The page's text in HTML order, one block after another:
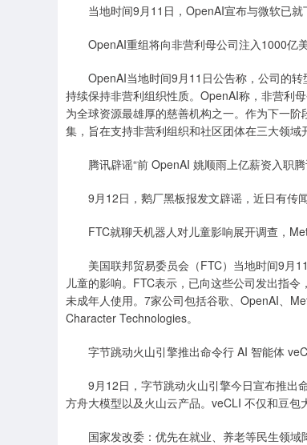
当地时间9月11日，OpenAI宣布与微软已就
OpenAI重组将向非营利母公司注入1000亿
OpenAI当地时间9月11日公告称，公司的转
持续保持非营利组织性质。OpenAI称，非营利
为全球资源最雄厚的慈善机构之一。作为下一
集，旨在支持非营利组织和社区团体在三大领域
腾讯辟谣“前 OpenAI 姚顺雨上亿薪资入职腾
9月12日，鹅厂黑板报发文辟谣，近日有传闻
FTC就聊天机器人对儿童影响展开调查，
美国联邦贸易委员会（FTC）当地时间9月
儿童的影响。FTC表示，已向这些公司发出指
未成年人使用。7家公司包括谷歌、OpenAI、
Character Technologies。
字节跳动火山引擎推出命令行 AI 智能体
9月12日，字节跳动火山引擎今日宣布推出
方舟大模型以及火山云产品。veCLI 不仅和豆包
国家发改委：优先在就业、养老等民生领域